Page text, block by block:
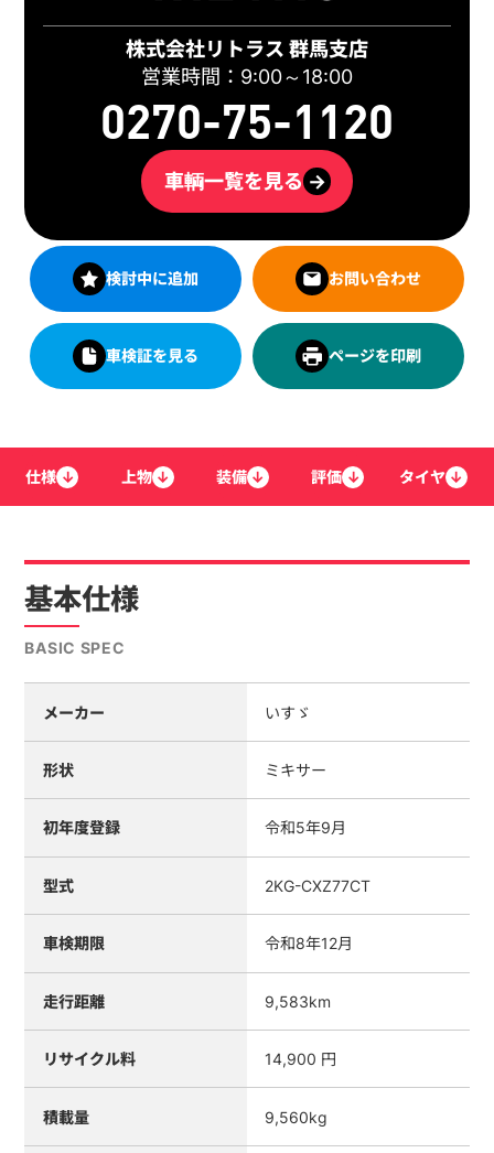
株式会社リトラス 群馬支店
営業時間：9:00～18:00
0270-75-1120
車輌一覧を見る →
検討中に追加 お問い合わせ
車検証を見る ページを印刷
仕様 ↓ 上物 ↓ 装備 ↓ 評価 ↓ タイヤ ↓
基本仕様
BASIC SPEC
メーカー いすゞ
形状 ミキサー
初年度登録 令和5年9月
型式 2KG-CXZ77CT
車検期限 令和8年12月
走行距離 9,583km
リサイクル料 14,900 円
積載量 9,560kg